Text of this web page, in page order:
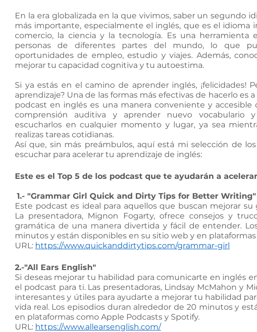
En la era globalizada en la que vivimos, saber un segundo
más importante, especialmente el inglés, que es el idioma
comercio, la ciencia y la tecnología. Es una herramienta
personas de diferentes partes del mundo, lo que
oportunidades de empleo, estudio y viajes. Además,
mejorar tu capacidad cognitiva y tu autoestima.
Si ya estás en el camino de aprender inglés, ¡felicidades!
aprendizaje? Una de las formas más efectivas de hacerlo es
podcast en inglés es una manera conveniente y
comprensión auditiva y aprender nuevo vocabulario
escucharlos en cualquier momento y lugar, ya sea
realizas tareas cotidianas.
Así que, sin más preámbulos, aquí está mi selección de
escuchar para acelerar tu aprendizaje de inglés:
Este es el Top 5 de los podcast que te ayudarán a
1.- "Grammar Girl Quick and Dirty Tips for Better Writing"
Este podcast es ideal para aquellos que buscan mejorar
La presentadora, Mignon Fogarty, ofrece consejos y
gramática de una manera divertida y fácil de entender.
minutos y están disponibles en su sitio web y en
URL: https://www.quickanddirtytips.com/grammar-girl
2.-"All Ears English"
Si deseas mejorar tu habilidad para comunicarte en inglés
el podcast para ti. Las presentadoras, Lindsay McMahon y
interesantes y útiles para ayudarte a mejorar tu habilidad
vida real. Los episodios duran alrededor de 20 minutos y
en plataformas como Apple Podcasts y Spotify.
URL: https://www.allearsenglish.com/